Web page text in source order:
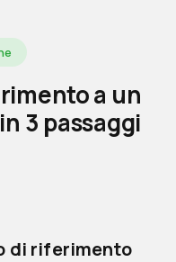
a un
3 passaggi
di riferimento